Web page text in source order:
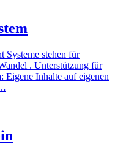
Systeme stehen für
. Unterstützung für
Eigene Inhalte auf eigenen